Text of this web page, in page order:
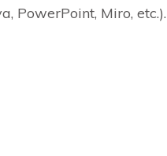
PowerPoint, Miro, etc.).